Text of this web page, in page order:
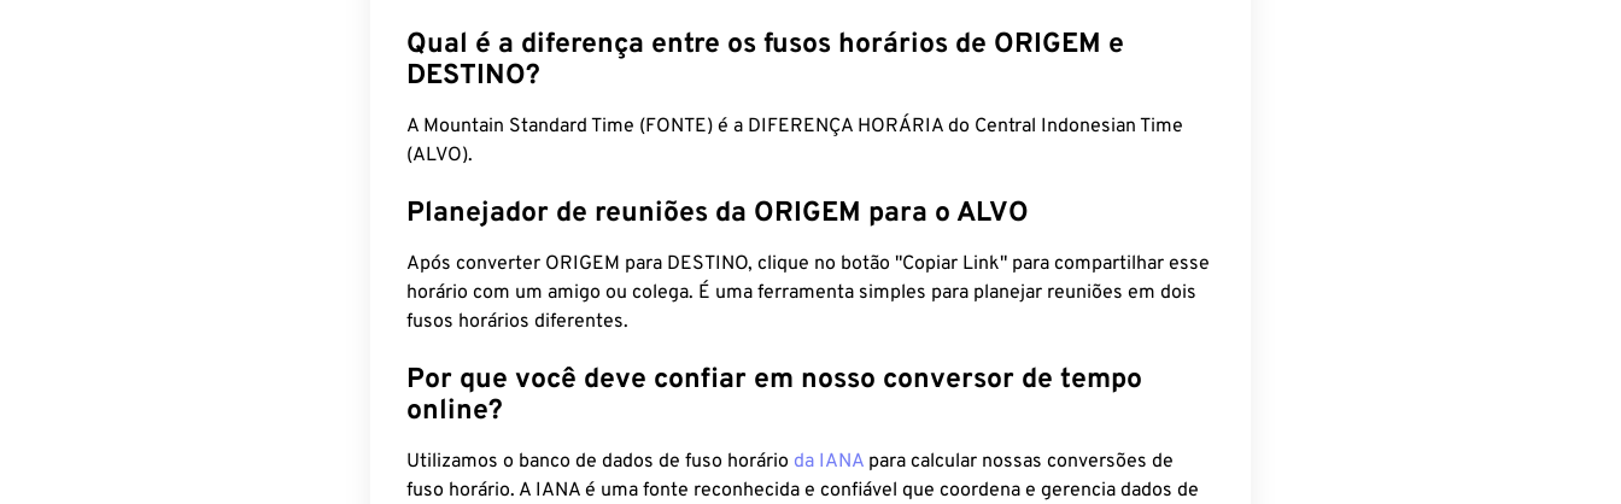
Qual é a diferença entre os fusos horários de ORIGEM e
DESTINO?
A Mountain Standard Time (FONTE) é a DIFERENÇA HORÁRIA do Central Indonesian Time
(ALVO).
Planejador de reuniões da ORIGEM para o ALVO
Após converter ORIGEM para DESTINO, clique no botão "Copiar Link" para compartilhar esse
horário com um amigo ou colega. É uma ferramenta simples para planejar reuniões em dois
fusos horários diferentes.
Por que você deve confiar em nosso conversor de tempo
online?
Utilizamos o banco de dados de fuso horário da IANA para calcular nossas conversões de
fuso horário. A IANA é uma fonte reconhecida e confiável que coordena e gerencia dados de